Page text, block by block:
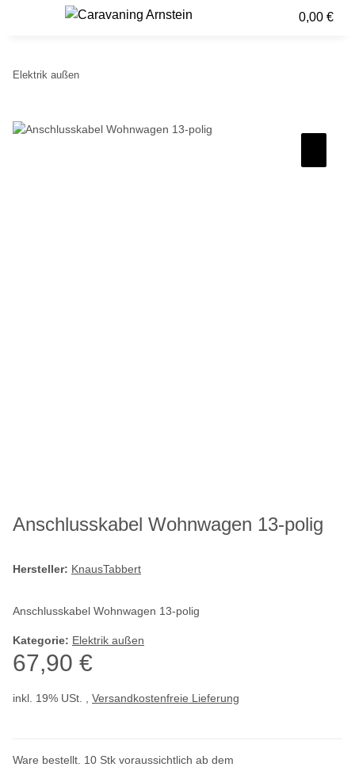
0,00 €
Elektrik außen
Anschlusskabel Wohnwagen 13-polig
Hersteller: KnausTabbert
Anschlusskabel Wohnwagen 13-polig
Kategorie: Elektrik außen
67,90 €
inkl. 19% USt. , Versandkostenfreie Lieferung
Ware bestellt. 10 Stk voraussichtlich ab dem